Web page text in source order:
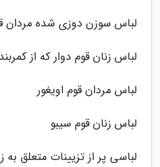
لباس سوزن دوزی شده مردان
لباس زنان قوم دوار که از
لباس مردان قوم اویغور
لباس زنان قوم سیبو
لباسی پر از تزیینات متعلق